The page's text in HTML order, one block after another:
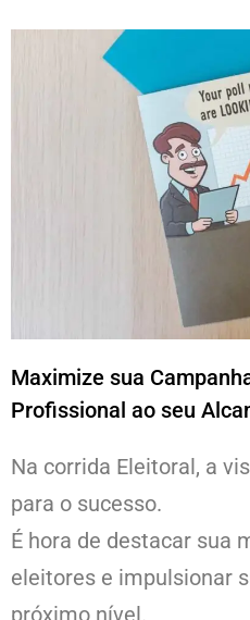
Maximize sua
Profissional ao seu
Na corrida Eleitoral, a
para o sucesso.
É hora de destacar sua
eleitores e impulsionar